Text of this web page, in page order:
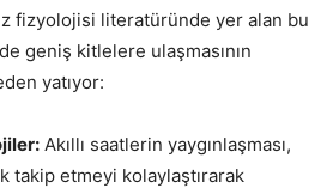
fizyolojisi literatüründe yer alan bu
geniş kitlelere ulaşmasının
yatıyor:
Akıllı saatlerin yaygınlaşması,
takip etmeyi kolaylaştırarak